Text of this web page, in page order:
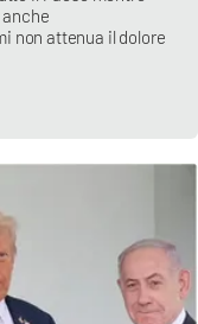
non attenua il dolore